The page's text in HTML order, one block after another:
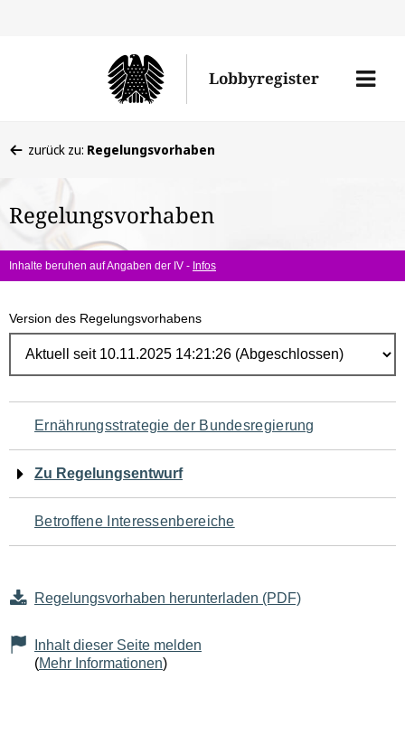
Lobbyregister
Menü
befinden
hier:
zurück zu: Regelungsvorhaben
Regelungsvorhaben
Inhalte beruhen auf Angaben der IV - Infos
Version des Regelungsvorhabens
Navigation
für
den
Seiteninhalt
Ernährungsstrategie der Bundesregierung
Zu Regelungsentwurf
Betroffene Interessenbereiche
Regelungsvorhaben herunterladen (PDF)
Inhalt dieser Seite melden
(Mehr Informationen)